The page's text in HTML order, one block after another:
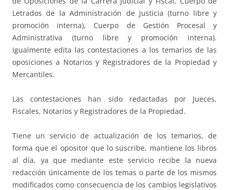
Letrados de la Administración de Justicia (turno libre y
promoción interna), Cuerpo de Gestión Procesal y
Administrativa (turno libre y promoción interna).
Igualmente edita las contestaciones a los temarios de las
oposiciones a Notarios y Registradores de la Propiedad y
Mercantiles.
Las contestaciones han sido redactadas por Jueces,
Fiscales, Notarios y Registradores de la Propiedad.
Tiene un servicio de actualización de los temarios, de
forma que el opositor que lo suscribe, mantiene los libros
al día, ya que mediante este servicio recibe la nueva
redacción únicamente de los temas o parte de los mismos
modificados como consecuencia de los cambios legislativos